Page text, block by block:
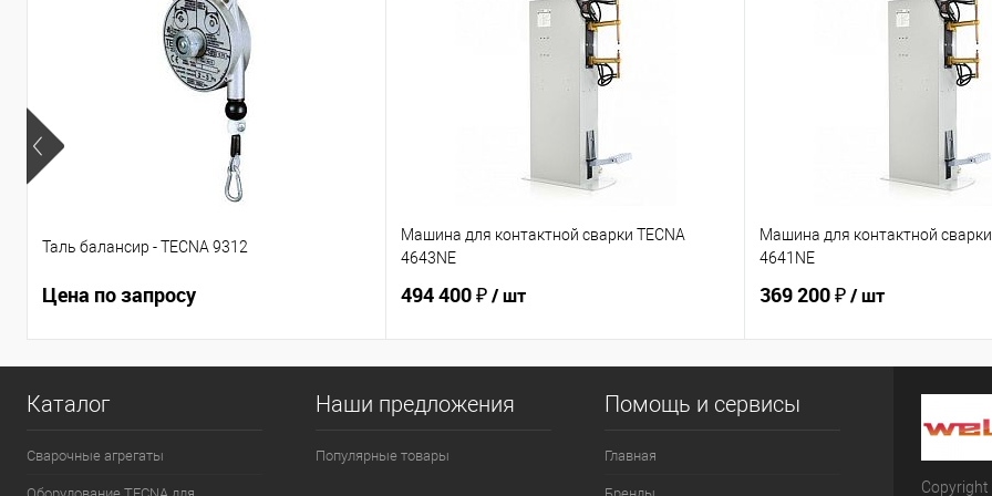
Таль балансир - TECNA 9312
Цена по запросу
Машина для контактной сварки TECNA
4643NE
494 400 ₽/ шт
Машина для контактной сварки
4641NE
369 200 ₽/ шт
Каталог
Сварочные агрегаты
Наши предложения
Популярные товары
Помощь и сервисы
Главная